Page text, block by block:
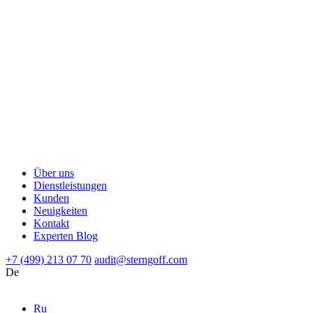
Über uns
Dienstleistungen
Kunden
Neuigkeiten
Kontakt
Experten Blog
+7 (499) 213 07 70 audit@sterngoff.com
De
Ru